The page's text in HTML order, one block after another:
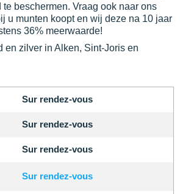
Sur rendez-vous
Sur rendez-vous
Sur rendez-vous
Sur rendez-vous
beschermen. Vraag ook naar ons
u munten koopt en wij deze na 10 jaar
36% meerwaarde!
en zilver in Alken, Sint-Joris en